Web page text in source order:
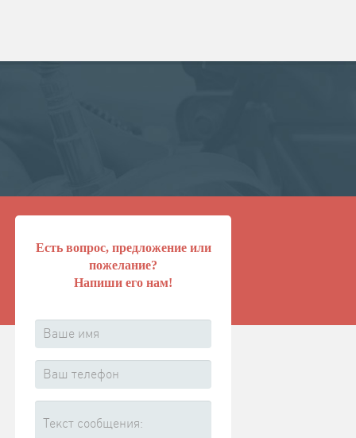
Есть вопрос, предложение или
пожелание?
Напиши его нам!